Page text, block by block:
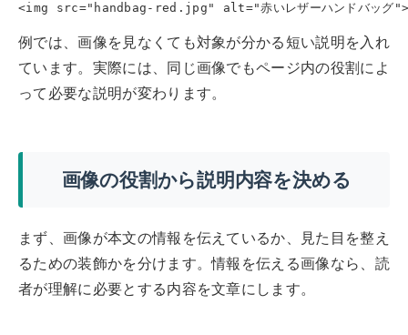
<img src="handbag-red.jpg" alt="赤いレザーハンドバッグ
例では、画像を見なくても対象が分かる短い説明を入れ
ています。実際には、同じ画像でもページ内の役割によ
って必要な説明が変わります。
画像の役割から説明内容を決める
まず、画像が本文の情報を伝えているか、見た目を整え
るための装飾かを分けます。情報を伝える画像なら、読
者が理解に必要とする内容を文章にします。